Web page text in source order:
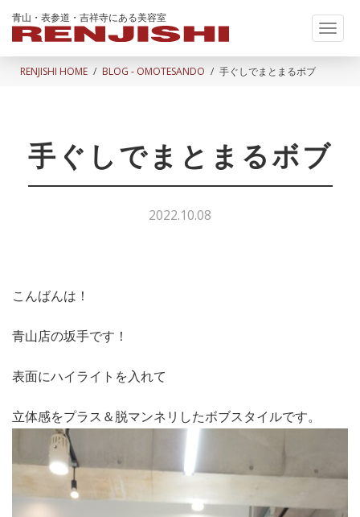
青山・表参道・吉祥寺にある美容室
RENJISHI HOME BLOG - OMOTESANDO 手ぐしでまとまるボブ
手ぐしでまとまるボブ
2022.10.08
こんばんは！
青山店の坂手です！
表面にハイライトを入れて
立体感をプラス＆脱マンネリしたボブスタイルです。